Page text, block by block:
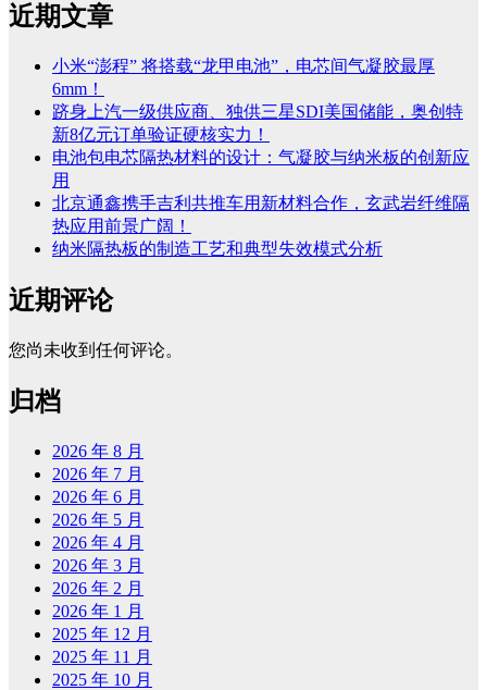
近期文章
小米“澎程” 将搭载“龙甲电池”，电芯间气凝胶最厚
6mm！
跻身上汽一级供应商、独供三星SDI美国储能，奥创特
新8亿元订单验证硬核实力！
电池包电芯隔热材料的设计：气凝胶与纳米板的创新应
用
北京通鑫携手吉利共推车用新材料合作，玄武岩纤维隔
热应用前景广阔！
纳米隔热板的制造工艺和典型失效模式分析
近期评论
您尚未收到任何评论。
归档
2026 年 8 月
2026 年 7 月
2026 年 6 月
2026 年 5 月
2026 年 4 月
2026 年 3 月
2026 年 2 月
2026 年 1 月
2025 年 12 月
2025 年 11 月
2025 年 10 月